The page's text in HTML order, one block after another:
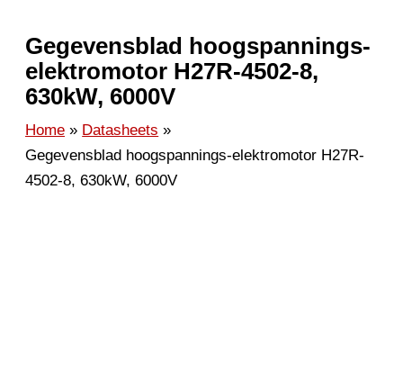
Gegevensblad hoogspannings-
elektromotor H27R-4502-8,
630kW, 6000V
Home
Datasheets
Gegevensblad hoogspannings-elektromotor H27R-
4502-8, 630kW, 6000V